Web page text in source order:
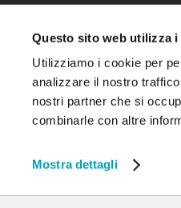
Questo sito web utilizza i
Utilizziamo i cookie per
analizzare il nostro
nostri partner che si
combinarle con altre
Mostra dettagli